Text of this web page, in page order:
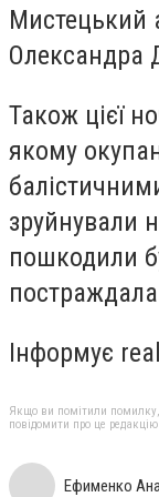
Мистецький
Олександра
Також цієї
якому
зруйнували
пошкодили
Інформує
Якщо ви помітили помилку,
повідомити про це редакцію
Ефименко